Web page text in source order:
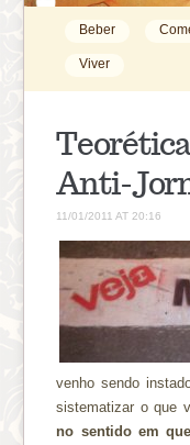
Beber
Viver
Anti-
11/01/2011 AT 20:16
venho sendo
sistematizar o que
no sentido em